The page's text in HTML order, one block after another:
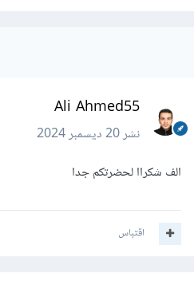
Ali Ahmed55
نشر20 ديسمبر 2024
الف شكراا لحضرتكم جدا
اقتباس